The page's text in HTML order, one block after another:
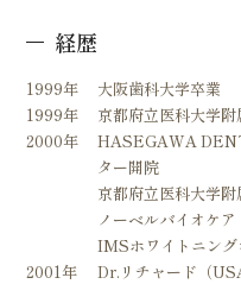
経歴
1999年
大阪歯科大学卒業
1999年
京都府立医科大学
2000年
HASEGAWA
ター開院
京都府立医科大学
ノーベルバイオケ
IMSホワイトニング
2001年
Dr.リチャード（